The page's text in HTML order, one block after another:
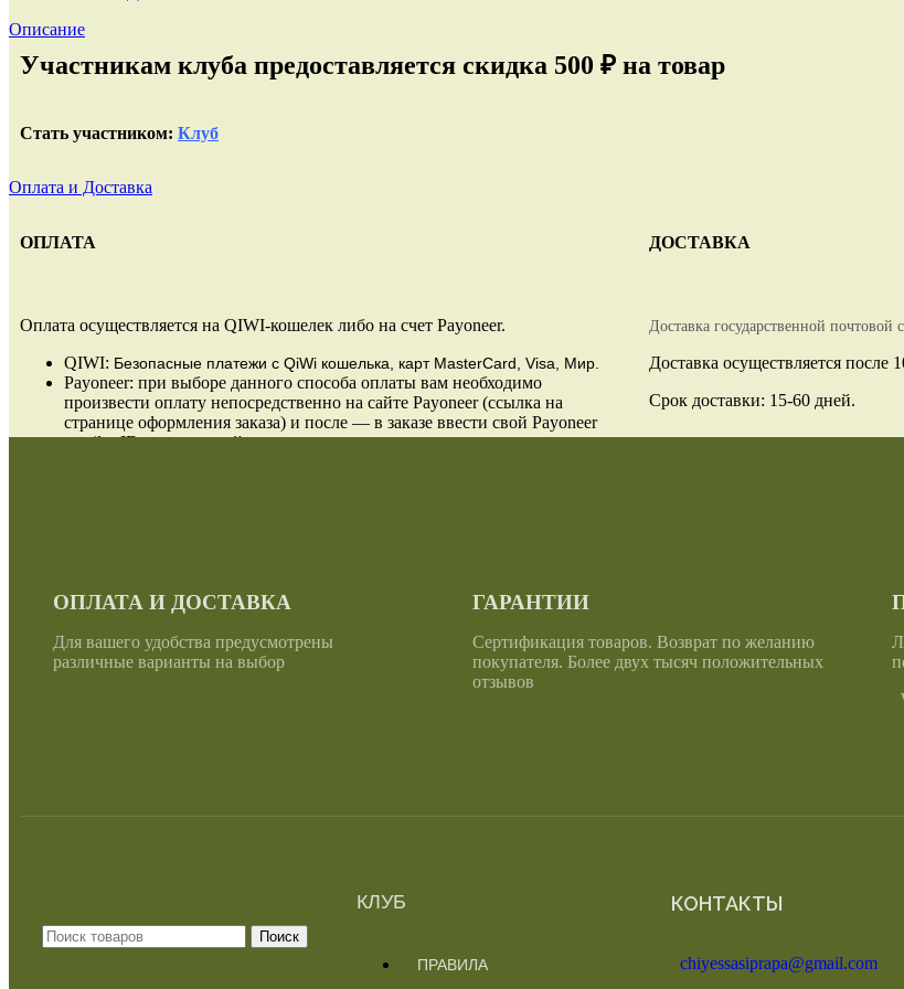
Описание
Участникам клуба предоставляется скидка 500 ₽ на товар
Стать участником: Клуб
Оплата и Доставка
ОПЛАТА
Оплата осуществляется на QIWI-кошелек либо на счет Payoneer.
QIWI: Безопасные платежи с QiWi кошелька, карт MasterCard, Visa, Мир.
Payoneer: при выборе данного способа оплаты вам необходимо
произвести оплату непосредственно на сайте Payoneer (ссылка на
странице оформления заказа) и после — в заказе ввести свой Payoneer
email и ID проведенной оплаты.
ДОСТАВКА
Доставка государственной почтовой
Доставка осуществляется после
Срок доставки: 15-60 дней.
ОПЛАТА И ДОСТАВКА
Для вашего удобства предусмотрены
различные варианты на выбор
ГАРАНТИИ
Сертификация товаров. Возврат по желанию
покупателя. Более двух тысяч положительных
отзывов
Поиск
КЛУБ
ПРАВИЛА
КОНТАКТЫ
chiyessasiprapa@gmail.com